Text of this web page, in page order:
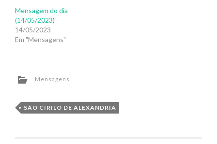
Mensagem do dia
(14/05/2023)
14/05/2023
Em "Mensagens"
Mensagens
SÃO CIRILO DE ALEXANDRIA